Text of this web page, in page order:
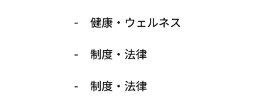
健康・ウェルネス
制度・法律
制度・法律